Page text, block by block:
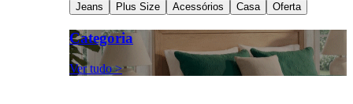
Jeans
Plus Size Acessórios Casa Oferta
Categoria
Ver tudo >